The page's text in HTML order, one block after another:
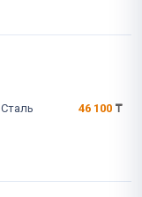
Сталь 46 100 ₸